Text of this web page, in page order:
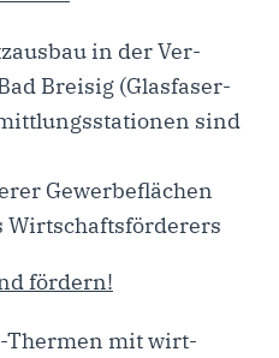
in der Ver­
Brei­sig (Glas­fa­ser­
sind
Gewerbeflächen
Wirtschaftsförderers
fördern!
Ther­­men mit wirt­